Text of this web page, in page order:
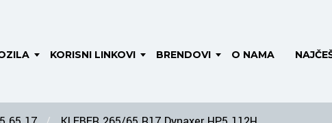
KORISNI LINKOVI BRENDOVI O NAMA